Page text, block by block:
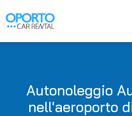
Autonoleggio
nell'aeroporto